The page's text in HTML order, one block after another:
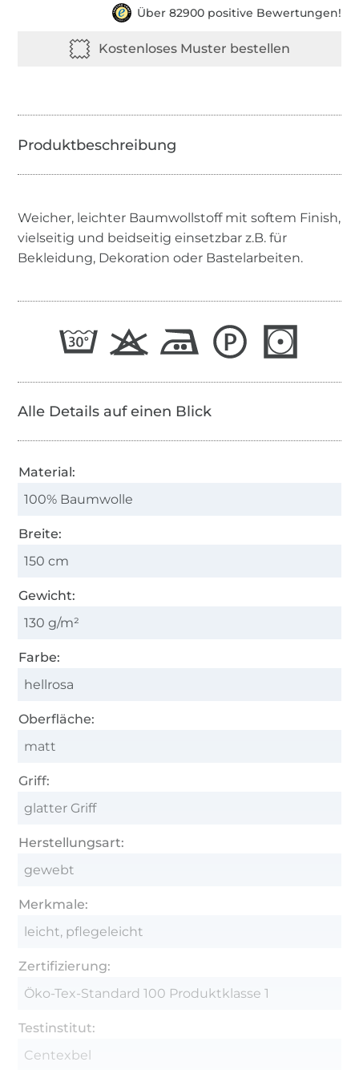
Über 82900 positive Bewertungen!
Weicher, leichter Baumwollstoff mit softem Finish,
vielseitig und beidseitig einsetzbar z.B. für
Bekleidung, Dekoration oder Bastelarbeiten.
Alle Details auf einen Blick
Material:
100% Baumwolle
Breite:
150 cm
Gewicht:
130 g/m²
Farbe:
hellrosa
Oberfläche:
matt
Griff:
glatter Griff
Herstellungsart:
gewebt
Merkmale:
leicht, pflegeleicht
Zertifizierung:
Öko-Tex-Standard 100 Produktklasse 1
Testinstitut:
Centexbel